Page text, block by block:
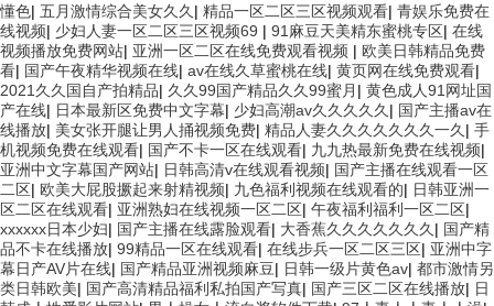
懂色| 五月激情综合美女久久 | 精品一区二区三区视频观看| 青娱乐免费在
线视频| 少妇人妻一区二区三区视频69 | 91麻豆天美精东蜜桃专区| 在线
视频播放免费网站| 亚洲一区二区在线免费观看视频 | 欧美日韩精品免费
看| 国产午夜精华视频在线| av在线久草蜜桃在线| 黄页网在线免费观看|
2021久久国自产拍精品| 久久99国产精品久久99蜜月 | 黄色成人91网址国
产在线| 日本最新区免费中文字幕| 少妇高潮av久久久久久 | 国产主播av在
线播放| 美女张开腿让男人捅视频免费| 精品人妻久久久久久久久一久 | 手
机视频免费在线观看| 国产不卡一区在线观看| 九九热最新免费在线视频|
亚洲中文字幕国产网站| 日韩高清v在线观看视频| 国产主播在线观看一区
二区| 欧美大屁股撅起来射精视频| 九色福利视频在线观看的| 日韩亚洲一
区二区在线观看| 亚洲熟妇在线视频一区二区| 午夜福利福利一区二区|
xxxxxx日本少妇| 国产主播在线露脸观看| 大香蕉久久久久久久久 | 国产精
品不卡在线播放| 99精品一区在线观看| 在线步兵一区二区三区| 亚洲中字
幕日产AV片在线| 国产精品亚洲视频麻豆| 日韩一级片黄色av| 都市激情另
类日韩欧美| 国产高清精品福利私拍国产写真| 国产三区二区在线播放| 日